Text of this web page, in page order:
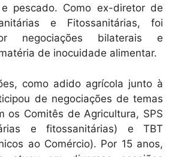
pescado. Como ex-diretor de
e Fitossanitárias, foi
negociações bilaterais e
de inocuidade alimentar.
como adido agrícola junto à
de negociações de temas
os Comitês de Agricultura, SPS
e fitossanitárias) e TBT
ao Comércio). Por 15 anos,